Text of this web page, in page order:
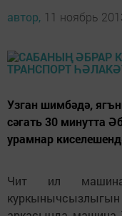
автор, 11 ноябрь
Узган шимбәдә,
сәгать 30 минутта
урамнар
Чит ил
куркынычсызлыгын